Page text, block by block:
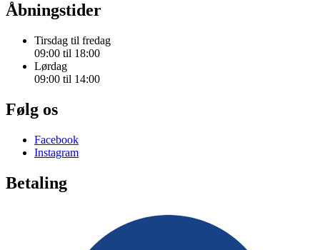
Åbningstider
Tirsdag til fredag
09:00 til 18:00
Lørdag
09:00 til 14:00
Følg os
Facebook
Instagram
Betaling